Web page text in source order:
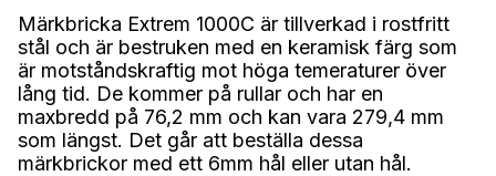
Märkbricka Extrem 1000C är tillverkad i rostfritt
stål och är bestruken med en keramisk färg som
är motståndskraftig mot höga temeraturer över
lång tid. De kommer på rullar och har en
maxbredd på 76,2 mm och kan vara 279,4 mm
som längst. Det går att beställa dessa
märkbrickor med ett 6mm hål eller utan hål.